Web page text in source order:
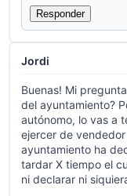
Responder
Jordi
Buenas! Mi
del ayuntamiento?
autónomo, lo vas a
ejercer de
ayuntamiento ha
tardar X tiempo el
ni declarar ni